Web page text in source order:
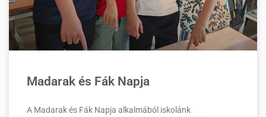
Madarak és Fák Napja
A Madarak és Fák Napja alkalmából iskolánk